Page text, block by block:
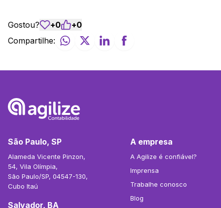
Gostou? +0 +0
Compartilhe:
São Paulo, SP
Alameda Vicente Pinzon,
54, Vila Olímpia,
São Paulo/SP, 04547-130,
Cubo Itaú
Salvador, BA
A empresa
A Agilize é confiável?
Imprensa
Trabalhe conosco
Blog